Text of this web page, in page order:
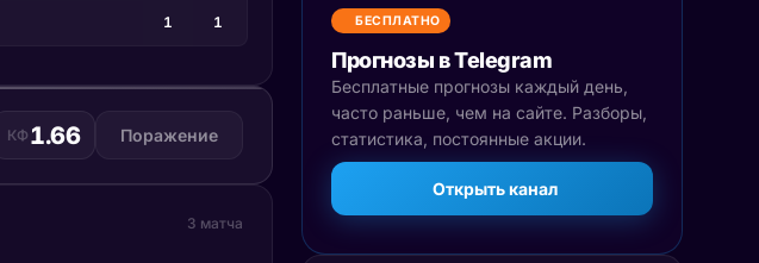
1 1
КФ 1.66 Поражение
3 матча
БЕСПЛАТНО
Прогнозы в Telegram
Бесплатные прогнозы каждый день,
часто раньше, чем на сайте. Разборы,
статистика, постоянные акции.
Открыть канал